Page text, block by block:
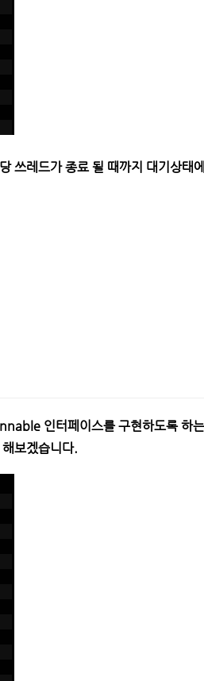
레드가 종료 될 때까지 대기상태
인터페이스를 구현하도록 하
보겠습니다.